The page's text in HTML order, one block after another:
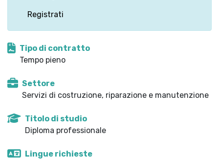
Registrati
Tipo di contratto
Tempo pieno
Settore
Servizi di costruzione, riparazione e manutenzione
Titolo di studio
Diploma professionale
Lingue richieste